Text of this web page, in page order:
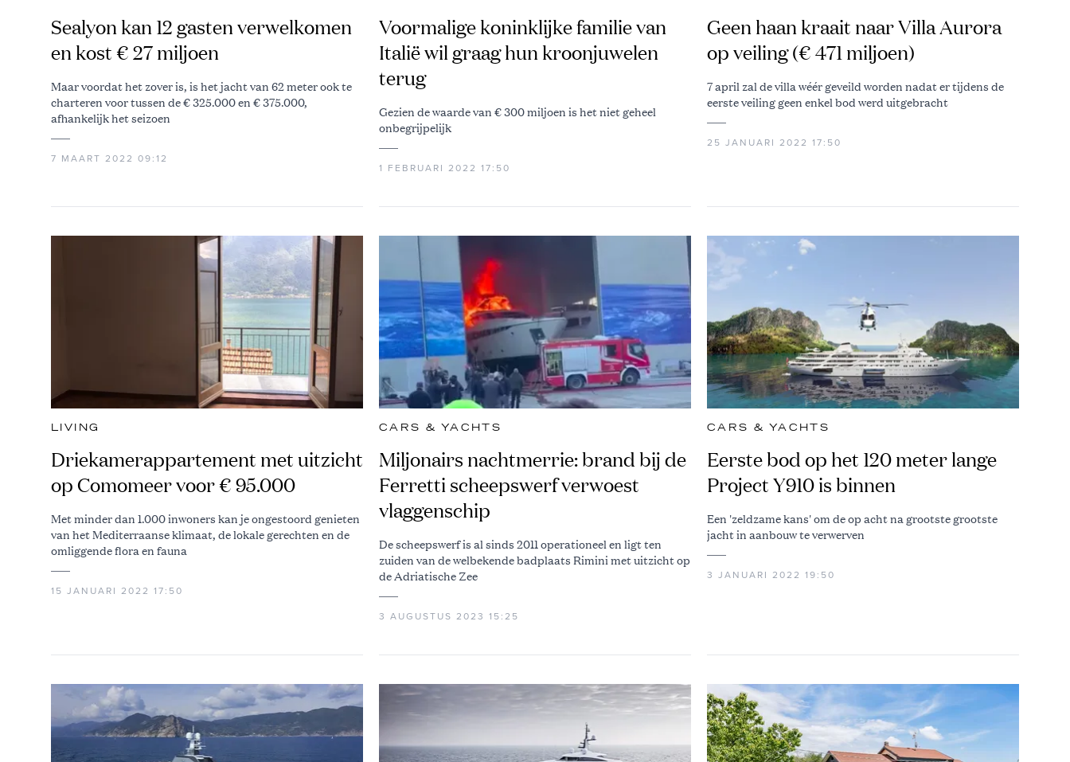
Sealyon kan 12 gasten verwelkomen
en kost € 27 miljoen
Maar voordat het zover is, is het jacht van 62 meter ook te
charteren voor tussen de € 325.000 en € 375.000,
afhankelijk het seizoen
7 MAART 2022 09:12
Voormalige koninklijke familie van
Italië wil graag hun kroonjuwelen
terug
Gezien de waarde van € 300 miljoen is het niet geheel
onbegrijpelijk
1 FEBRUARI 2022 17:50
Geen haan kraait naar Villa Aurora
op veiling (€ 471 miljoen)
7 april zal de villa wéér geveild worden nadat er tijdens de
eerste veiling geen enkel bod werd uitgebracht
25 JANUARI 2022 17:50
LIVING
Driekamerappartement met uitzicht
op Comomeer voor € 95.000
Met minder dan 1.000 inwoners kan je ongestoord genieten
van het Mediterraanse klimaat, de lokale gerechten en de
omliggende flora en fauna
15 JANUARI 2022 17:50
CARS & YACHTS
Miljonairs nachtmerrie: brand bij de
Ferretti scheepswerf verwoest
vlaggenschip
De scheepswerf is al sinds 2011 operationeel en ligt ten
zuiden van de welbekende badplaats Rimini met uitzicht op
de Adriatische Zee
3 AUGUSTUS 2023 15:25
CARS & YACHTS
Eerste bod op het 120 meter lange
Project Y910 is binnen
Een 'zeldzame kans' om de op acht na grootste grootste
jacht in aanbouw te verwerven
3 JANUARI 2022 19:50